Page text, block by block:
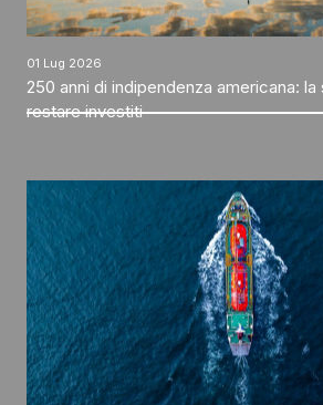
01 Lug 2026
250 anni di indipendenza americana:
restare investiti